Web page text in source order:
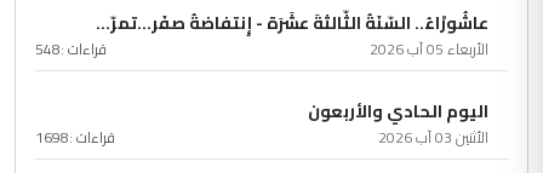
عاشُورْاءُ.. السّنَةُ الثّالثةَ عشَرَة - إِنتفاضةُ صفَر…تمرّ...
الأربعاء 05 آب 2026 قراءات :548
اليوم الحادي والأربعون
الأثنين 03 آب 2026 قراءات :1698